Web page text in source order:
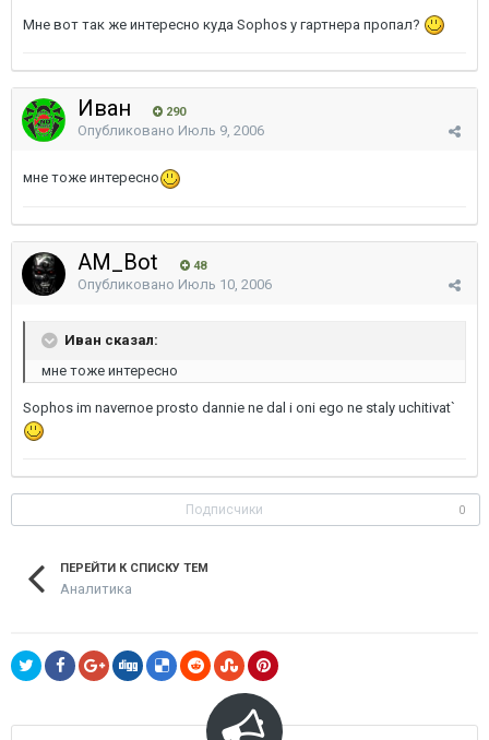
Мне вот так же интересно куда Sophos у гартнера пропал?
Иван 290
Опубликовано Июль 9, 2006
мне тоже интересно
AM_Bot 48
Опубликовано Июль 10, 2006
Иван сказал:
мне тоже интересно
Sophos im navernoe prosto dannie ne dal i oni ego ne staly uchitivat`
Подписчики 0
ПЕРЕЙТИ К СПИСКУ ТЕМ
Аналитика